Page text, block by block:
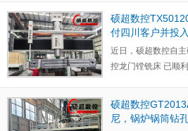
硕超数控
付四川客户并投
近日，硕超数控自
控龙门镗铣床 已顺
硕超数控
尼，锅炉锅筒钻